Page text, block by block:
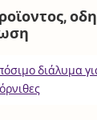
διάλυμα